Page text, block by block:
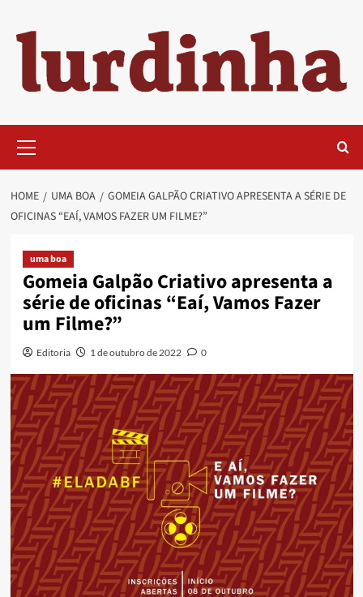
content
Menu
HOME UMA BOA
GOMEIA GALPÃO CRIATIVO APRESENTA A SÉRIE DE
OFICINAS “EAÍ, VAMOS FAZER UM FILME?”
uma boa
Gomeia Galpão Criativo apresenta a
série de oficinas “Eaí, Vamos Fazer
um Filme?”
Editoria 1 de outubro de 2022 0